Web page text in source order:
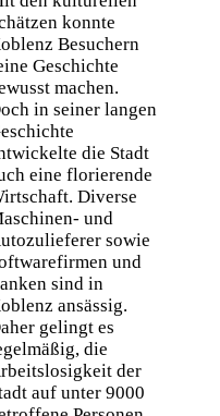
konnte
Besuchern
Geschichte
machen.
in seiner langen
die Stadt
eine florierende
Diverse
und
sowie
und
sind in
ansässig.
gelingt es
die
der
auf unter 9000